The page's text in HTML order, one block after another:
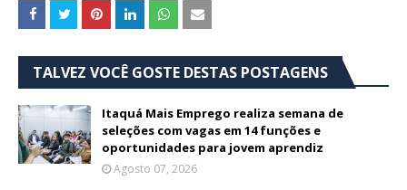
TALVEZ VOCÊ GOSTE DESTAS POSTAGENS
Itaquá Mais Emprego realiza semana de
seleções com vagas em 14 funções e
oportunidades para jovem aprendiz
Agosto 07, 2026